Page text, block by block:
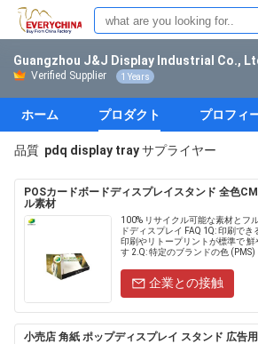
Guangzhou J&J Display Industrial Co.,
Verified Supplier 1 Years
ホーム プロダクト プロフィ
品質 pdq display trayサプライヤー
POSカードボードディスプレイスタンド 全色
ル素材
100% リサイクル可能な素材とフ
ドディスプレイ FAQ 1Q: 印刷で
印刷やリトープリントが標準で
す 2.Q: 特定のブランドの色
企業との接触
小売店 角紙 ポップディスプレイ スタンド 広告